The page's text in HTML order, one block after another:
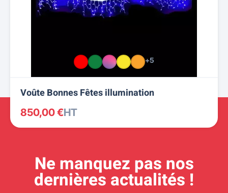
+5
Voûte Bonnes Fêtes illumination
850,00 €HT
Ne manquez pas nos
dernières actualités !